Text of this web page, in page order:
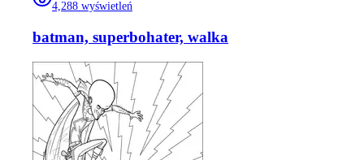
4,288 wyświetleń
batman, superbohater, walka